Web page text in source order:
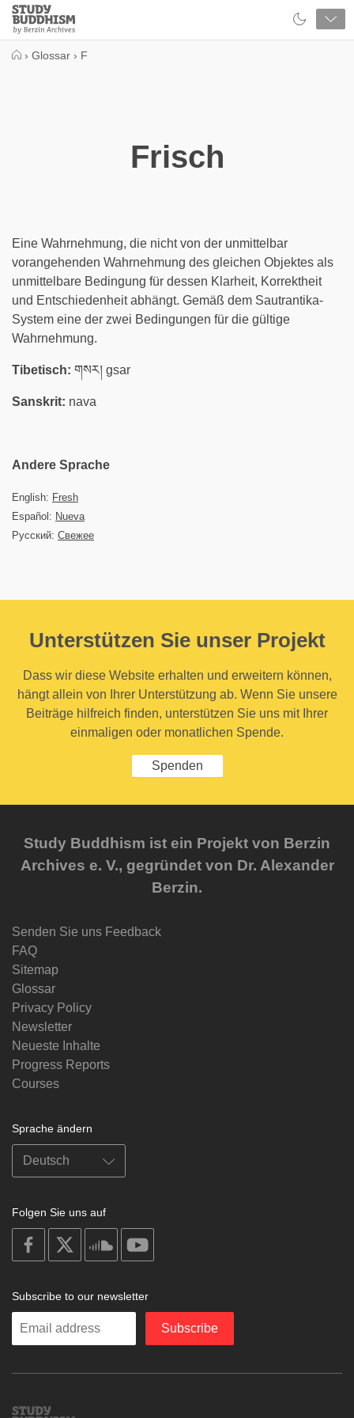
Close
Study
Buddhism
› Glossar › F
Frisch
Eine Wahrnehmung, die nicht von der unmittelbar
vorangehenden Wahrnehmung des gleichen Objektes als
unmittelbare Bedingung für dessen Klarheit, Korrektheit
und Entschiedenheit abhängt. Gemäß dem Sautrantika-
System eine der zwei Bedingungen für die gültige
Wahrnehmung.
Tibetisch: གསར། gsar
Sanskrit: nava
Andere Sprache
English: Fresh
Español: Nueva
Русский: Свежее
Unterstützen Sie unser Projekt
Dass wir diese Website erhalten und erweitern können,
hängt allein von Ihrer Unterstützung ab. Wenn Sie unsere
Beiträge hilfreich finden, unterstützen Sie uns mit Ihrer
einmaligen oder monatlichen Spende.
Spenden
Study Buddhism ist ein Projekt von Berzin
Archives e. V., gegründet von Dr. Alexander
Berzin.
Senden Sie uns Feedback
FAQ
Sitemap
Glossar
Privacy Policy
Newsletter
Neueste Inhalte
Progress Reports
Courses
Sprache ändern
Folgen Sie uns auf
on
facebook
soundcloud
Subscribe to our newsletter
Enter
Subscribe
Study